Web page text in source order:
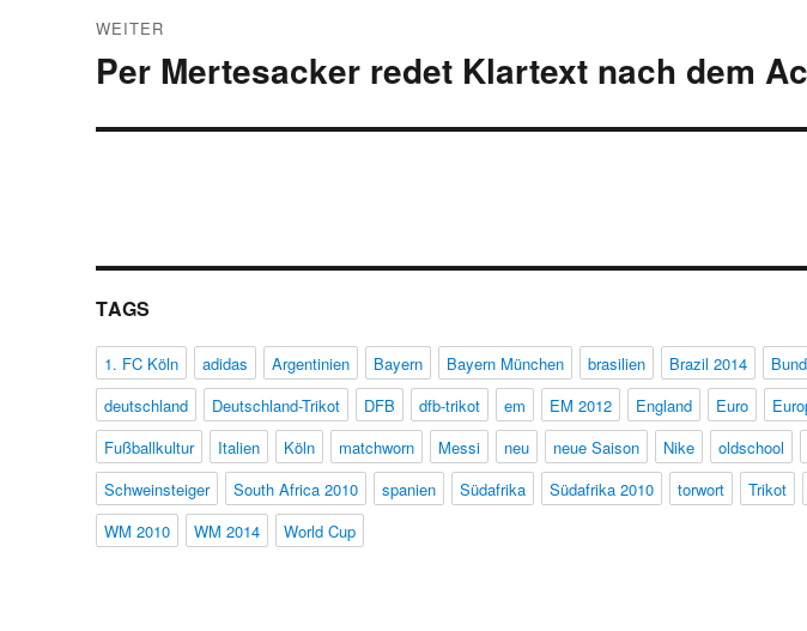
WEITER
Nächster
Per Mertesacker redet Klartext nach dem
TAGS
1. FC Köln adidas Argentinien Bayern Bayern München brasilien Brazil 2014
deutschland
Deutschland-Trikot DFB dfb-trikot em EM 2012 England Euro
Fußballkultur
Italien Köln matchworn Messi neu neue Saison Nike oldschool
Schweinsteiger
South Africa 2010 spanien Südafrika Südafrika 2010 torwort Trikot
WM 2010
WM 2014 World Cup